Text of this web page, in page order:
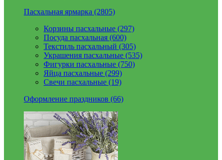
Пасхальная ярмарка (2805)
Корзины пасхальные (297)
Посуда пасхальная (600)
Текстиль пасхальный (305)
Украшения пасхальные (535)
Фигурки пасхальные (750)
Яйца пасхальные (299)
Свечи пасхальные (19)
Оформление праздников (66)